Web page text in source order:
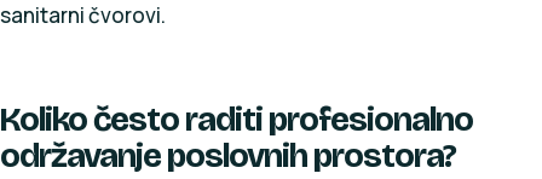
sanitarni čvorovi.
Koliko često raditi profesionalno
održavanje poslovnih prostora?